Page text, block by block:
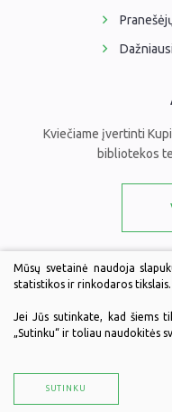
Kviečiame įvertinti
bibliotekos
Mūsų svetainė naudoja
statistikos ir rinkodaros tikslais.
Jei Jūs sutinkate, kad šiems
„Sutinku“ ir toliau naudokitės
SUTINKU